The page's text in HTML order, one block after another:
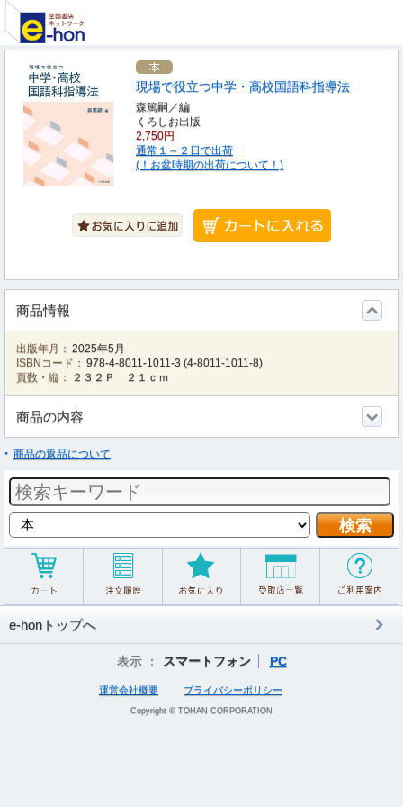
現場で役立つ中学・高校国語科指導法
森篤嗣／編
くろしお出版
2,750円
通常１～２日で出荷
(！お盆時期の出荷について！)
商品情報
出版年月： 2025年5月
ISBNコード： 978-4-8011-1011-3 (4-8011-1011-8)
頁数・縦：
２３２Ｐ ２１ｃｍ
商品の内容
商品の返品について
e-honトップへ
表示 ： スマートフォン PC
運営会社概要 プライバシーポリシー
Copyright © TOHAN CORPORATION